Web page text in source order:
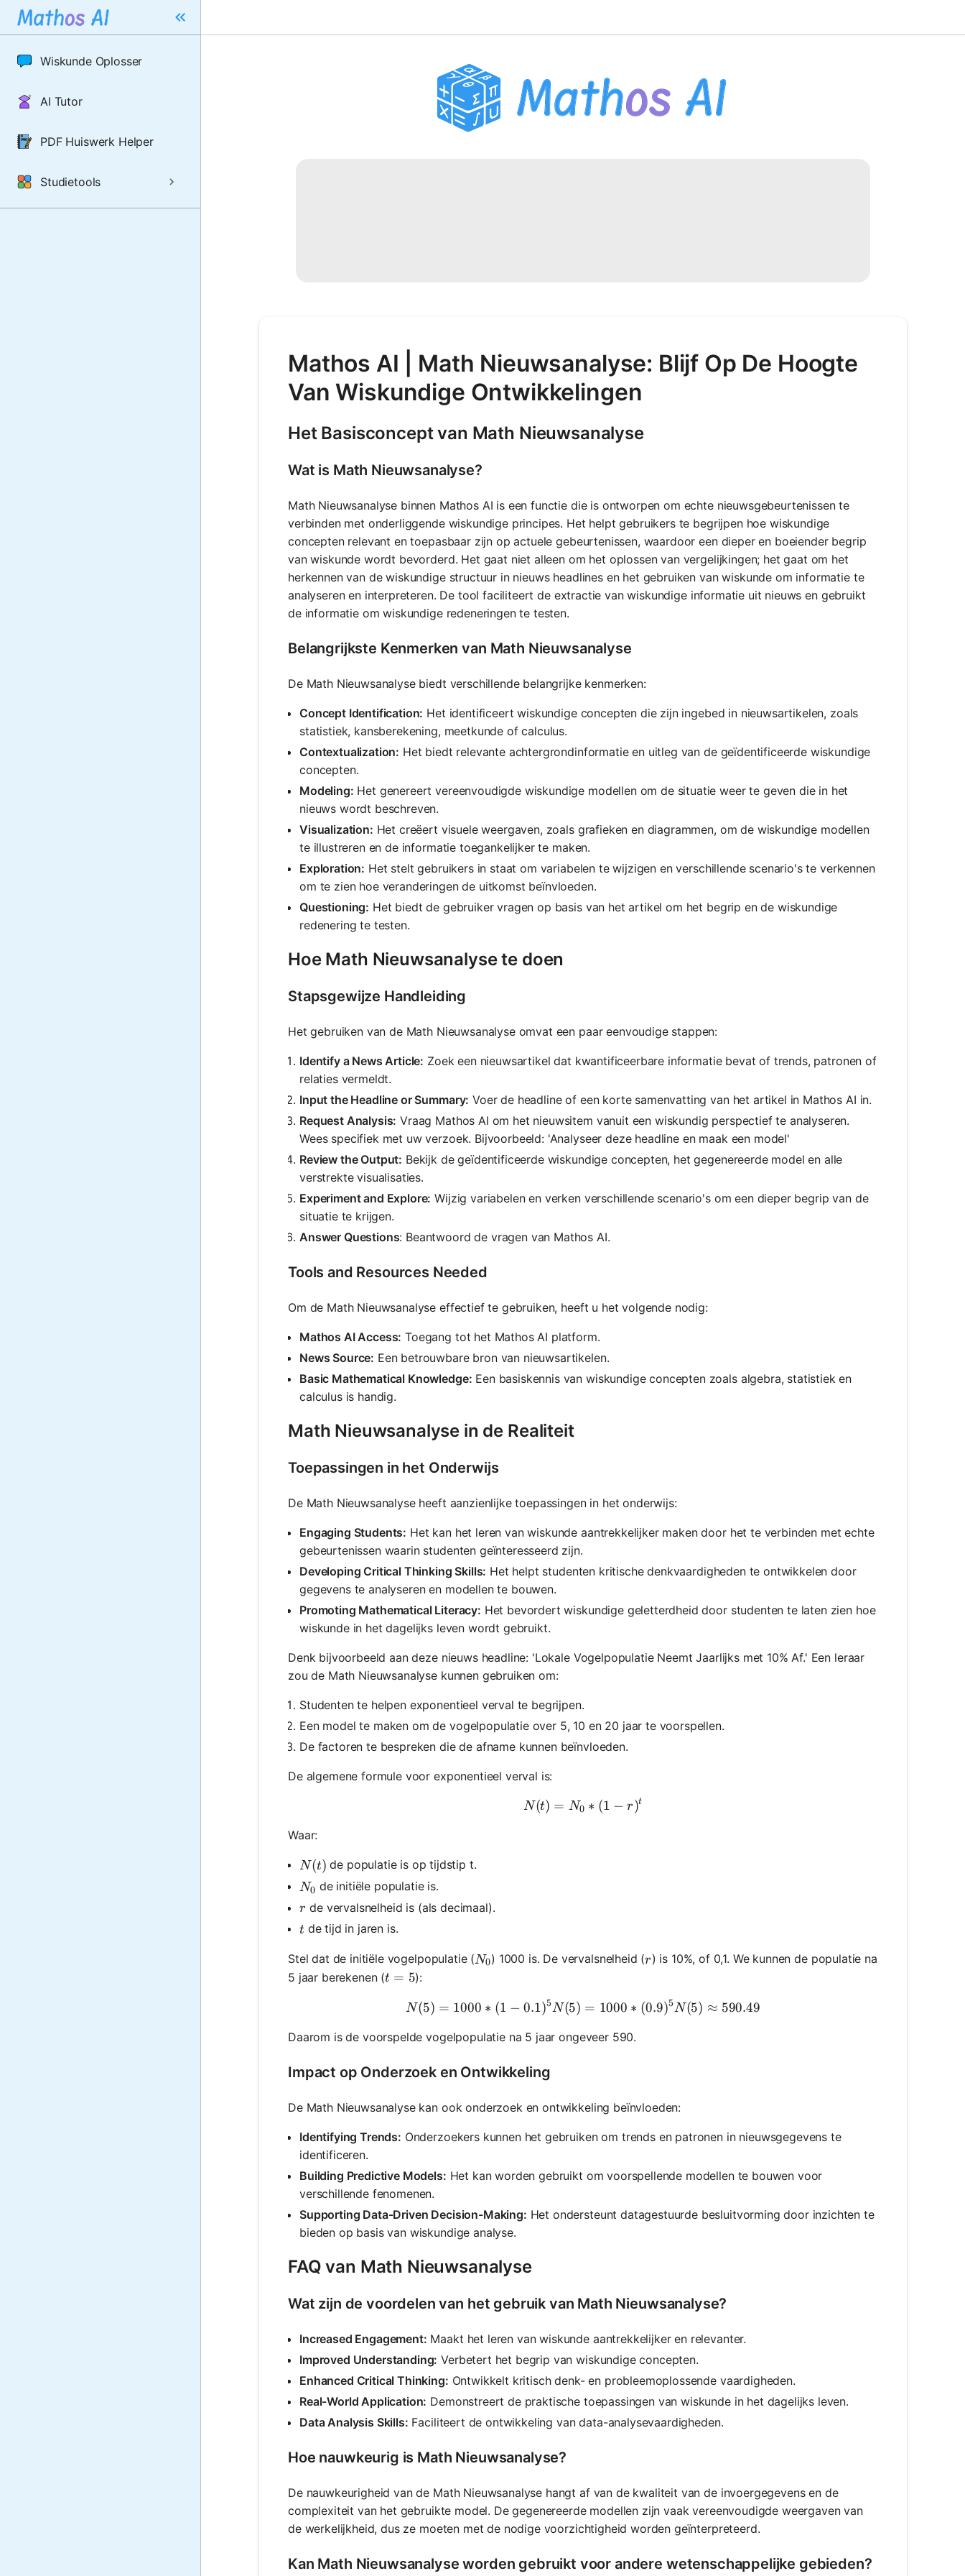
Wiskunde Oplosser
AI Tutor
PDF Huiswerk Helper
Studietools
Mathos AI | Math Nieuwsanalyse: Blijf Op De Hoogte
Van Wiskundige Ontwikkelingen
Het Basisconcept van Math Nieuwsanalyse
Wat is Math Nieuwsanalyse?
Math Nieuwsanalyse binnen Mathos AI is een functie die is ontworpen om echte nieuwsgebeurtenissen te
verbinden met onderliggende wiskundige principes. Het helpt gebruikers te begrijpen hoe wiskundige
concepten relevant en toepasbaar zijn op actuele gebeurtenissen, waardoor een dieper en boeiender begrip
van wiskunde wordt bevorderd. Het gaat niet alleen om het oplossen van vergelijkingen; het gaat om het
herkennen van de wiskundige structuur in nieuws headlines en het gebruiken van wiskunde om informatie te
analyseren en interpreteren. De tool faciliteert de extractie van wiskundige informatie uit nieuws en gebruikt
de informatie om wiskundige redeneringen te testen.
Belangrijkste Kenmerken van Math Nieuwsanalyse
De Math Nieuwsanalyse biedt verschillende belangrijke kenmerken:
Concept Identification: Het identificeert wiskundige concepten die zijn ingebed in nieuwsartikelen, zoals
statistiek, kansberekening, meetkunde of calculus.
Contextualization: Het biedt relevante achtergrondinformatie en uitleg van de geïdentificeerde wiskundige
concepten.
Modeling: Het genereert vereenvoudigde wiskundige modellen om de situatie weer te geven die in het
nieuws wordt beschreven.
Visualization: Het creëert visuele weergaven, zoals grafieken en diagrammen, om de wiskundige modellen
te illustreren en de informatie toegankelijker te maken.
Exploration: Het stelt gebruikers in staat om variabelen te wijzigen en verschillende scenario's te verkennen
om te zien hoe veranderingen de uitkomst beïnvloeden.
Questioning: Het biedt de gebruiker vragen op basis van het artikel om het begrip en de wiskundige
redenering te testen.
Hoe Math Nieuwsanalyse te doen
Stapsgewijze Handleiding
Het gebruiken van de Math Nieuwsanalyse omvat een paar eenvoudige stappen:
Identify a News Article: Zoek een nieuwsartikel dat kwantificeerbare informatie bevat of trends, patronen of
relaties vermeldt.
Input the Headline or Summary: Voer de headline of een korte samenvatting van het artikel in Mathos AI in.
Request Analysis: Vraag Mathos AI om het nieuwsitem vanuit een wiskundig perspectief te analyseren.
Wees specifiek met uw verzoek. Bijvoorbeeld: 'Analyseer deze headline en maak een model'
Review the Output: Bekijk de geïdentificeerde wiskundige concepten, het gegenereerde model en alle
verstrekte visualisaties.
Experiment and Explore: Wijzig variabelen en verken verschillende scenario's om een dieper begrip van de
situatie te krijgen.
Answer Questions: Beantwoord de vragen van Mathos AI.
Tools and Resources Needed
Om de Math Nieuwsanalyse effectief te gebruiken, heeft u het volgende nodig:
Mathos AI Access: Toegang tot het Mathos AI platform.
News Source: Een betrouwbare bron van nieuwsartikelen.
Basic Mathematical Knowledge: Een basiskennis van wiskundige concepten zoals algebra, statistiek en
calculus is handig.
Math Nieuwsanalyse in de Realiteit
Toepassingen in het Onderwijs
De Math Nieuwsanalyse heeft aanzienlijke toepassingen in het onderwijs:
Engaging Students: Het kan het leren van wiskunde aantrekkelijker maken door het te verbinden met echte
gebeurtenissen waarin studenten geïnteresseerd zijn.
Developing Critical Thinking Skills: Het helpt studenten kritische denkvaardigheden te ontwikkelen door
gegevens te analyseren en modellen te bouwen.
Promoting Mathematical Literacy: Het bevordert wiskundige geletterdheid door studenten te laten zien hoe
wiskunde in het dagelijks leven wordt gebruikt.
Denk bijvoorbeeld aan deze nieuws headline: 'Lokale Vogelpopulatie Neemt Jaarlijks met 10% Af.' Een leraar
zou de Math Nieuwsanalyse kunnen gebruiken om:
Studenten te helpen exponentieel verval te begrijpen.
Een model te maken om de vogelpopulatie over 5, 10 en 20 jaar te voorspellen.
De factoren te bespreken die de afname kunnen beïnvloeden.
De algemene formule voor exponentieel verval is:
N(t) = N_0 * (1 - r)^t
N(t) = N0 ∗ (1 − r)t
Waar:
N(t)
N(t) de populatie is op tijdstip t.
N_0
N0 de initiële populatie is.
r
r de vervalsnelheid is (als decimaal).
t
tde tijd in jaren is.
Stel dat de initiële vogelpopulatie (N_0
N0) 1000 is. De vervalsnelheid (r
r) is 10%, of 0,1. We kunnen de populatie na
5 jaar berekenen (t = 5
t = 5):
N(5) = 1000 * (1 - 0.1)^5 N(5) = 1000 * (0.9)^5 N(5) ≈ 590.49
N(5) = 1000 ∗ (1 − 0.1)5N(5) = 1000 ∗ (0.9)5N(5) ≈ 590.49
Daarom is de voorspelde vogelpopulatie na 5 jaar ongeveer 590.
Impact op Onderzoek en Ontwikkeling
De Math Nieuwsanalyse kan ook onderzoek en ontwikkeling beïnvloeden:
Identifying Trends: Onderzoekers kunnen het gebruiken om trends en patronen in nieuwsgegevens te
identificeren.
Building Predictive Models: Het kan worden gebruikt om voorspellende modellen te bouwen voor
verschillende fenomenen.
Supporting Data-Driven Decision-Making: Het ondersteunt datagestuurde besluitvorming door inzichten te
bieden op basis van wiskundige analyse.
FAQ van Math Nieuwsanalyse
Wat zijn de voordelen van het gebruik van Math Nieuwsanalyse?
Increased Engagement: Maakt het leren van wiskunde aantrekkelijker en relevanter.
Improved Understanding: Verbetert het begrip van wiskundige concepten.
Enhanced Critical Thinking: Ontwikkelt kritisch denk- en probleemoplossende vaardigheden.
Real-World Application: Demonstreert de praktische toepassingen van wiskunde in het dagelijks leven.
Data Analysis Skills: Faciliteert de ontwikkeling van data-analysevaardigheden.
Hoe nauwkeurig is Math Nieuwsanalyse?
De nauwkeurigheid van de Math Nieuwsanalyse hangt af van de kwaliteit van de invoergegevens en de
complexiteit van het gebruikte model. De gegenereerde modellen zijn vaak vereenvoudigde weergaven van
de werkelijkheid, dus ze moeten met de nodige voorzichtigheid worden geïnterpreteerd.
Kan Math Nieuwsanalyse worden gebruikt voor andere wetenschappelijke gebieden?